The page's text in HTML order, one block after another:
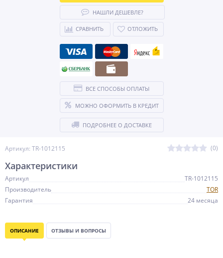
Артикул: TR-1012115 (0)
НАШЛИ ДЕШЕВЛЕ?
СРАВНИТЬ ОТЛОЖИТЬ
ВСЕ СПОСОБЫ ОПЛАТЫ
МОЖНО ОФОРМИТЬ В КРЕДИТ
ПОДРОБНЕЕ О ДОСТАВКЕ
Характеристики
Артикул
TR-1012115
Производитель
TOR
Гарантия
24 месяца
ОПИСАНИЕ ОТЗЫВЫ И ВОПРОСЫ